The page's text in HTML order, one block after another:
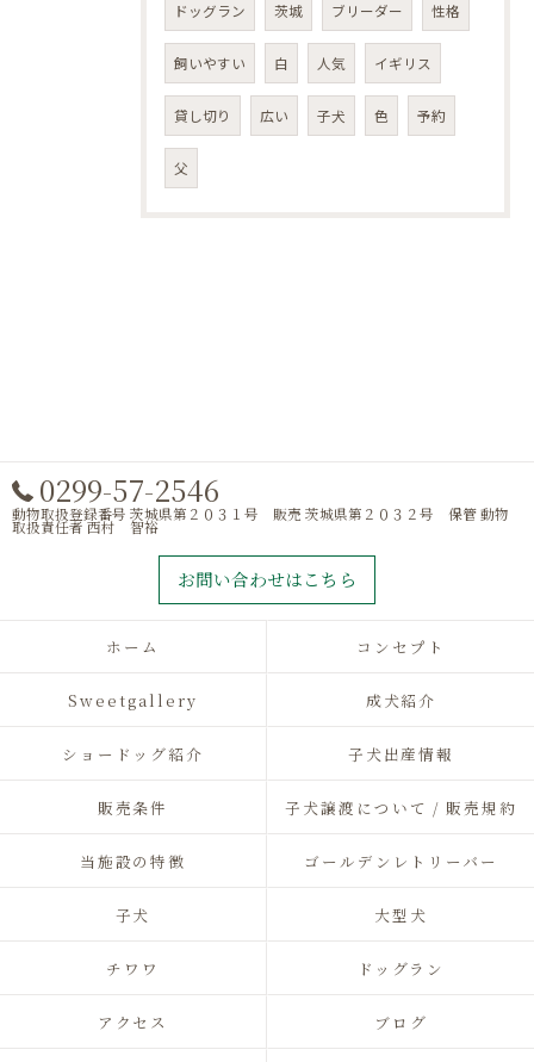
ドッグラン 茨城 ブリーダー 性格
飼いやすい 白 人気 イギリス
貸し切り 広い 子犬 色 予約
父
0299-57-2546
動物取扱登録番号 茨城県第２０３１号 販売 茨城県第２０３２号 保管 動物
取扱責任者 西村 智裕
お問い合わせはこちら
ホーム コンセプト
Sweetgallery 成犬紹介
ショードッグ紹介 子犬出産情報
販売条件 子犬譲渡について / 販売規約
当施設の特徴 ゴールデンレトリーバー
子犬 大型犬
チワワ ドッグラン
アクセス ブログ